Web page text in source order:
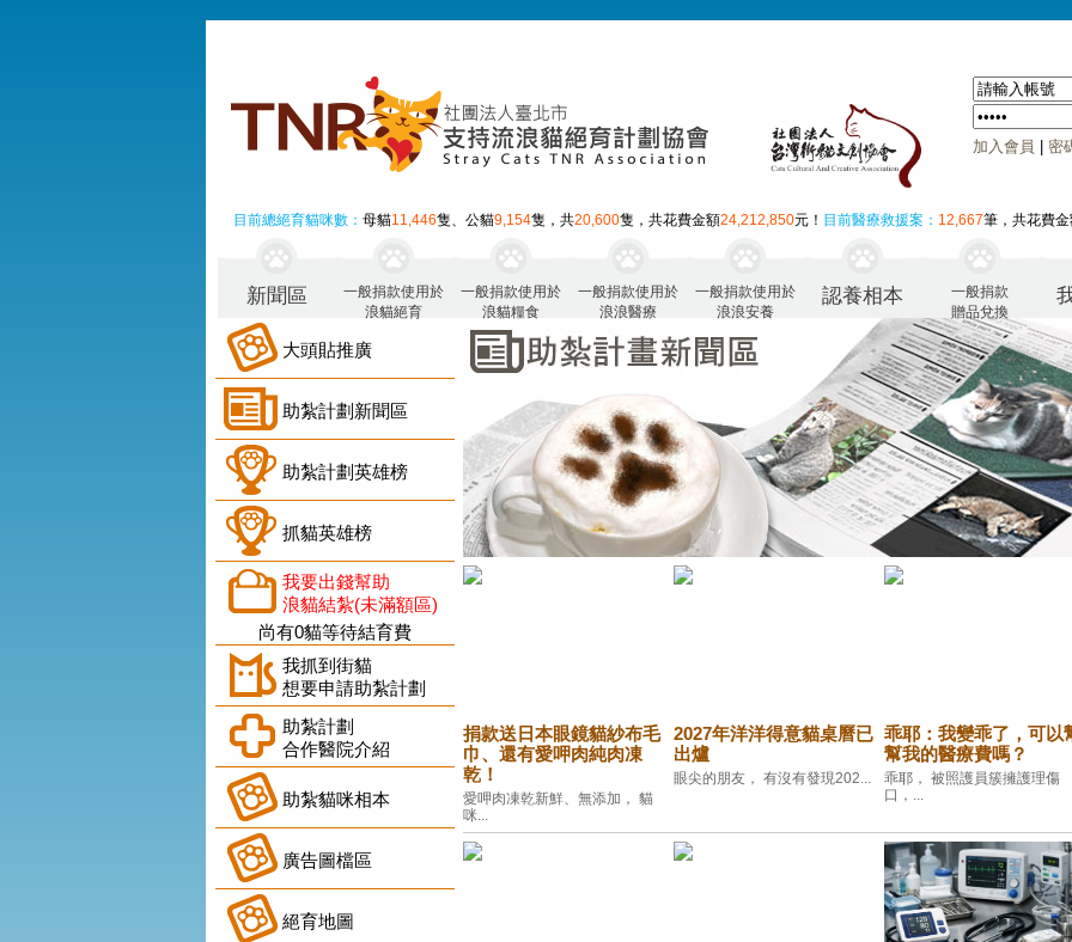
加入會員 密
目前總絕育貓咪數： 母貓11,446隻、公貓9,154隻，共20,600隻，共花費金額24,212,850元！ 目前醫療救援案： 12,667筆，共花費金
新聞區
一般捐款使用於
浪貓絕育
一般捐款使用於
浪貓糧食
一般捐款使用於
浪浪醫療
一般捐款使用於
浪浪安養
認養相本
一般捐款
贈品兌換
大頭貼推廣
助紮計劃新聞區
助紮計劃英雄榜
抓貓英雄榜
我要出錢幫助
浪貓結紮(未滿額區)
尚有0貓等待結育費
我抓到街貓
想要申請助紮計劃
助紮計劃
合作醫院介紹
助紮貓咪相本
廣告圖檔區
絕育地圖
捐款送日本眼鏡貓紗布毛
巾、還有愛呷肉純肉凍
乾！
愛呷肉凍乾新鮮、無添加， 貓
咪...
2027年洋洋得意貓桌曆已
出爐
眼尖的朋友， 有沒有發現202...
乖耶：我變乖了，可以
幫我的醫療費嗎？
乖耶， 被照護員簇擁護理傷
口，...